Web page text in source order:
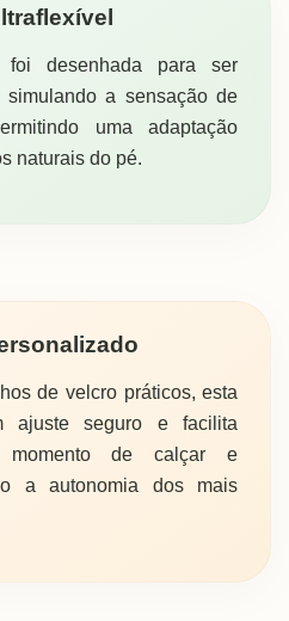
desenhada para ser
simulando a sensação de
uma adaptação
naturais do pé.
de velcro práticos, esta
ajuste seguro e facilita
momento de calçar e
a autonomia dos mais